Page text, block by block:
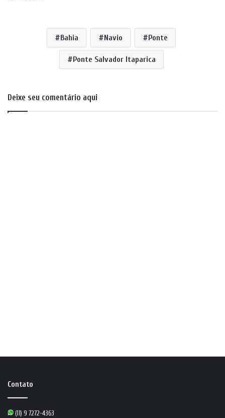
Bahia Navio Ponte
Ponte Salvador Itaparica
Deixe seu comentário aqui
Contato
(11) 9 7272-4363